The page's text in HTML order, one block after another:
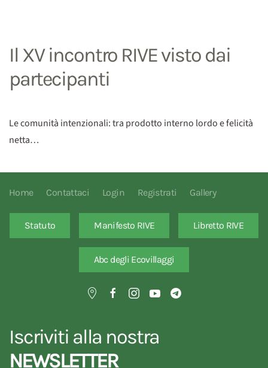
Il XV incontro RIVE visto dai
partecipanti
Le comunità intenzionali: tra prodotto interno lordo e felicità
netta…
Home Contattaci Login Registrati Gallery
Statuto Manifesto RIVE Libretto RIVE
Abc degli Ecovillaggi
Iscriviti alla nostra
NEWSLETTER